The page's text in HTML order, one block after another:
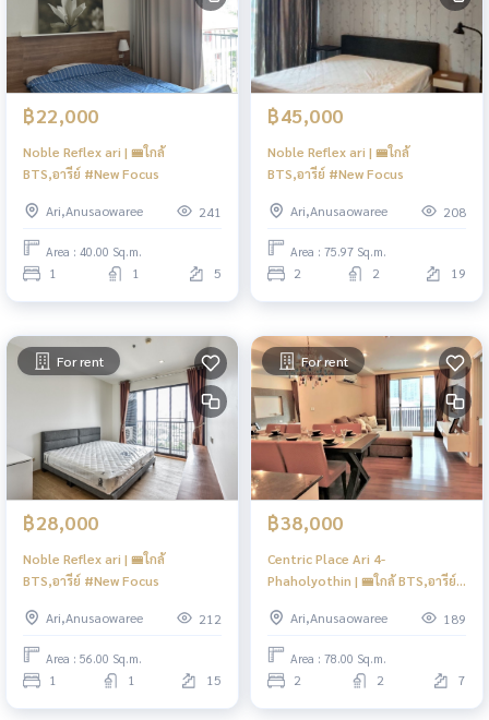
฿22,000
Noble Reflex ari | 🚝ใกล้
BTS,อารีย์ #New Focus
Ari,Anusaowaree 241
Area : 40.00 Sq.m.
1 1 5
฿45,000
Noble Reflex ari | 🚝ใกล้
BTS,อารีย์ #New Focus
Ari,Anusaowaree 208
Area : 75.97 Sq.m.
2 2 19
For rent
฿28,000
Noble Reflex ari | 🚝ใกล้
BTS,อารีย์ #New Focus
Ari,Anusaowaree 212
Area : 56.00 Sq.m.
1 1 15
For rent
฿38,000
Centric Place Ari 4-
Phaholyothin | 🚝ใกล้ BTS,อารีย์
Ari,Anusaowaree
189
Area : 78.00 Sq.m.
2 2 7